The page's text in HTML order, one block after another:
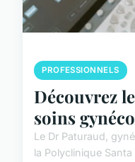
PROFESSIONNELS
Découvrez
soins
Le Dr Paturaud,
la Polyclinique